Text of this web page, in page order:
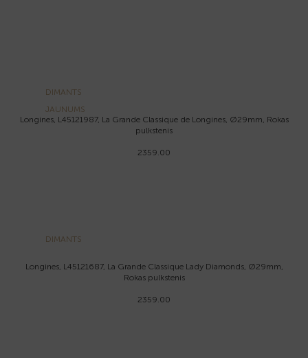
DIMANTS
JAUNUMS
Longines, L45121987, La Grande Classique de Longines, Ø29mm, Rokas
pulkstenis
2359.00
DIMANTS
Longines, L45121687, La Grande Classique Lady Diamonds, Ø29mm,
Rokas pulkstenis
2359.00